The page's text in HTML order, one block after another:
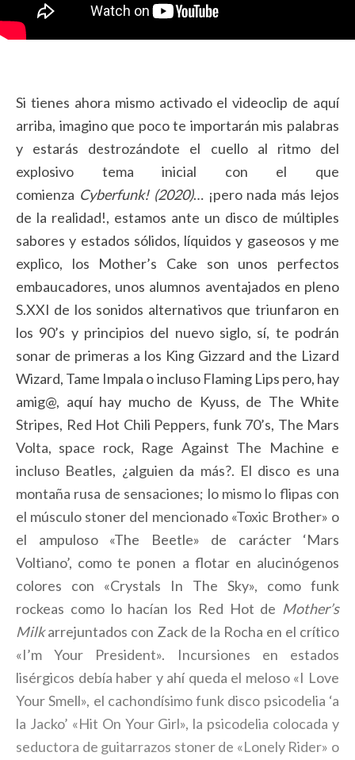
Si tienes ahora mismo activado el videoclip de aquí
arriba, imagino que poco te importarán mis palabras
y estarás destrozándote el cuello al ritmo del
explosivo tema inicial con el que
comienza Cyberfunk! (2020)… ¡pero nada más lejos
de la realidad!, estamos ante un disco de múltiples
sabores y estados sólidos, líquidos y gaseosos y me
explico, los Mother’s Cake son unos perfectos
embaucadores, unos alumnos aventajados en pleno
S.XXI de los sonidos alternativos que triunfaron en
los 90’s y principios del nuevo siglo, sí, te podrán
sonar de primeras a los King Gizzard and the Lizard
Wizard, Tame Impala o incluso Flaming Lips pero, hay
amig@, aquí hay mucho de Kyuss, de The White
Stripes, Red Hot Chili Peppers, funk 70’s, The Mars
Volta, space rock, Rage Against The Machine e
incluso Beatles, ¿alguien da más?. El disco es una
montaña rusa de sensaciones; lo mismo lo flipas con
el músculo stoner del mencionado «Toxic Brother» o
el ampuloso «The Beetle» de carácter ‘Mars
Voltiano’, como te ponen a flotar en alucinógenos
colores con «Crystals In The Sky», como funk
rockeas como lo hacían los Red Hot de Mother’s
Milkarrejuntados con Zack de la Rocha en el crítico
«I’m Your President». Incursiones en estados
lisérgicos debía haber y ahí queda el meloso «I Love
Your Smell», el cachondísimo funk disco psicodelia ‘a
la Jacko’ «Hit On Your Girl», la psicodelia colocada y
seductora de guitarrazos stoner de «Lonely Rider» o